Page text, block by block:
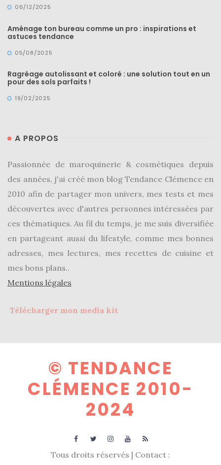
06/12/2025
Aménage ton bureau comme un pro : inspirations et
astuces tendance
05/08/2025
Ragréage autolissant et coloré : une solution tout en un
pour des sols parfaits !
19/02/2025
A PROPOS
Passionnée de maroquinerie & cosmétiques depuis
des années, j'ai créé mon blog Tendance Clémence en
2010 afin de partager mon univers, mes tests et mes
découvertes avec d'autres personnes intéressées par
ces thématiques. Au fil du temps, je me suis diversifiée
en partageant aussi du lifestyle, comme mes bonnes
adresses, mes lectures, mes recettes de cuisine et
mes bons plans..
Mentions légales
Télécharger mon media kit
© TENDANCE
CLÉMENCE 2010-
2024
Tous droits réservés | Contact :